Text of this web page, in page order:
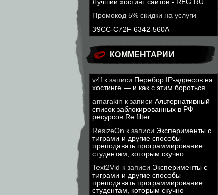
Лучший хостинг сайтов - REG.RU
Промокод 5% скидки на услуги
39CC-C72F-6342-560A
КОММЕНТАРИИ
v4f к записи Перебор IP-адресов на
хостинге — и как с этим бороться
amarakin к записи Альтернативный
список заблокированных в РФ
ресурсов Re:filter
ResizeOn к записи Эксперименты с
тиграми и другие способы
преподавать программирование
студентам, которым скучно
Text2Vid к записи Эксперименты с
тиграми и другие способы
преподавать программирование
студентам, которым скучно